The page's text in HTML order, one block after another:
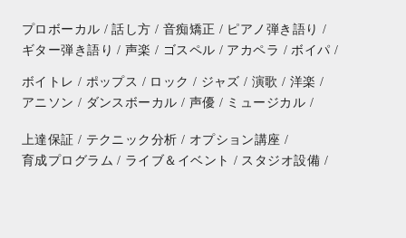
プロボーカル / 話し方 / 音痴矯正 / ピアノ弾き語り /
ギター弾き語り / 声楽 / ゴスペル / アカペラ / ボイパ /
ボイトレ / ポップス / ロック / ジャズ / 演歌 / 洋楽 /
アニソン / ダンスボーカル / 声優 / ミュージカル /
上達保証 / テクニック分析 / オプション講座 /
育成プログラム / ライブ＆イベント / スタジオ設備 /